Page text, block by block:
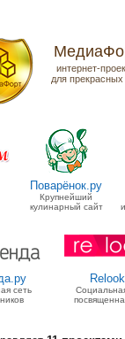
интернет-
для
Поварёнок.ру
Крупнейший
кулинарный сайт
сеть